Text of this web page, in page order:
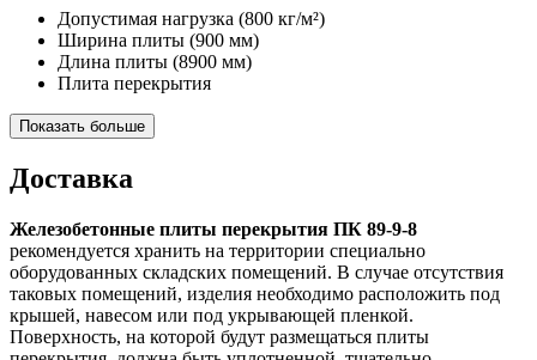
Допустимая нагрузка (800 кг/м²)
Ширина плиты (900 мм)
Длина плиты (8900 мм)
Плита перекрытия
Показать больше
Доставка
Железобетонные плиты перекрытия ПК 89-9-8
рекомендуется хранить на территории специально
оборудованных складских помещений. В случае отсутствия
таковых помещений, изделия необходимо расположить под
крышей, навесом или под укрывающей пленкой.
Поверхность, на которой будут размещаться плиты